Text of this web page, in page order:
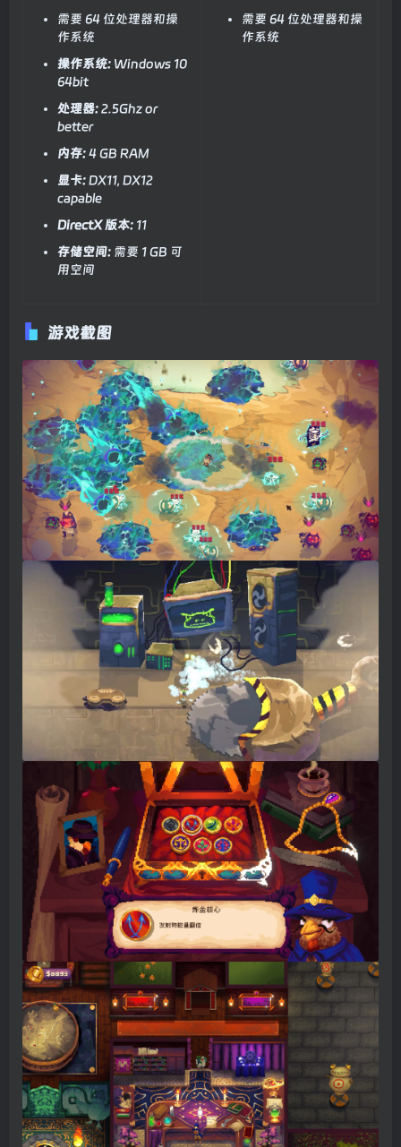
需要 64 位处理器和操
作系统
操作系统: Windows 10
64bit
处理器:2.5Ghz or
better
内存:4 GB RAM
显卡:DX11, DX12
capable
DirectX 版本: 11
存储空间: 需要 1 GB 可
用空间
需要 64 位处理器和操
作系统
游戏截图